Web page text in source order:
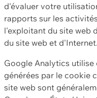
d'évaluer votre
rapports sur les
l'exploitant du site web
du site web et d'Internet.
Google Analytics
générées par le cookie
site web sont